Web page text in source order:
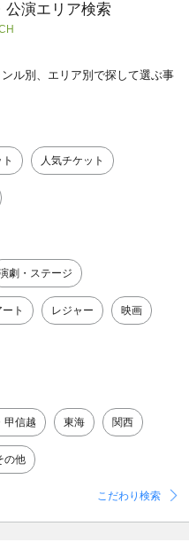
公演エリア検索
ル別、エリア別で探して選ぶ事
人気チケット
劇・ステージ
ト レジャー 映画
甲信越 東海 関西
の他
こだわり検索